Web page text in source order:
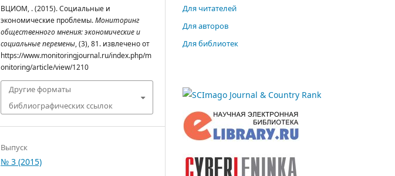
ВЦИОМ, . (2015). Социальные и
экономические проблемы.Мониторинг
общественного мнения: экономические и
социальные перемены, (3), 81. извлечено от
https://www.monitoringjournal.ru/index.php/m
onitoring/article/view/1210
Другие форматы
библиографических ссылок
Выпуск
№ 3 (2015)
Для читателей
Для авторов
Для библиотек